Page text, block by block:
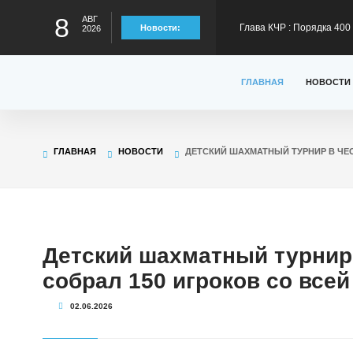
8
АВГ
2026
Новости: Глава КЧР : Порядка
300 тысяч рублей на
Глава КЧР Рашид
специальной военной
Глава КЧР Рашид
ГЛАВНАЯ НОВОСТИ
ГЛАВНАЯ НОВОСТИ ДЕТСКИЙ ШАХМАТНЫЙ ТУРНИР В
Детский шахматный
собрал 150 игроков со
02.06.2026